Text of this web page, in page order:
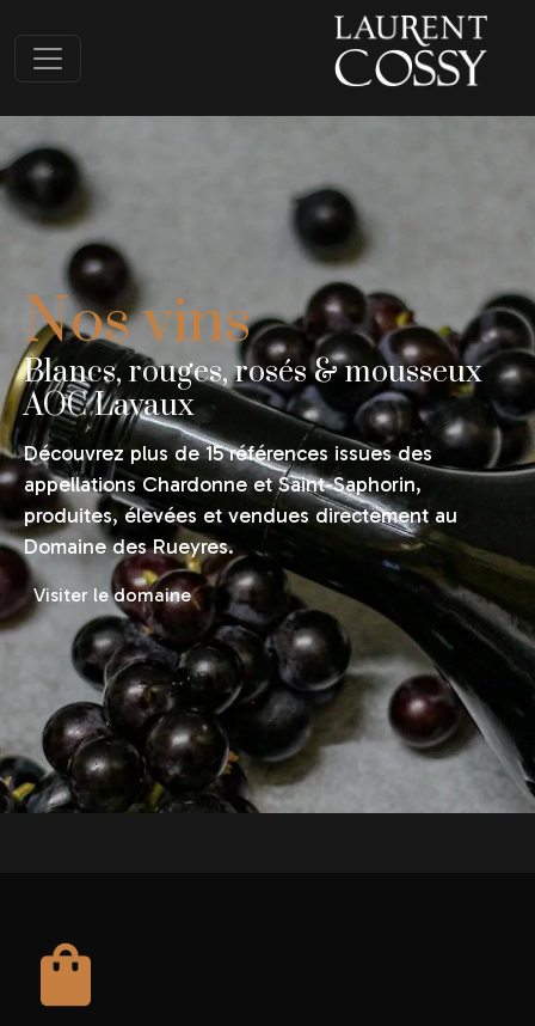
Nos vins
Blancs, rouges, rosés & mousseux
AOC Lavaux
Découvrez plus de 15 références issues des
appellations Chardonne et Saint-Saphorin,
produites, élevées et vendues directement au
Domaine des Rueyres.
Visiter le domaine